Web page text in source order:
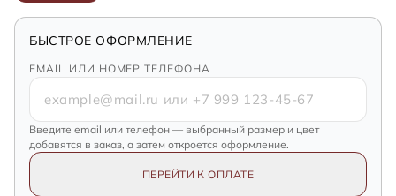
БЫСТРОЕ ОФОРМЛЕНИЕ
EMAIL ИЛИ НОМЕР ТЕЛЕФОНА
Введите email или телефон — выбранный размер и цвет
добавятся в заказ, а затем откроется оформление.
ПЕРЕЙТИ К ОПЛАТЕ